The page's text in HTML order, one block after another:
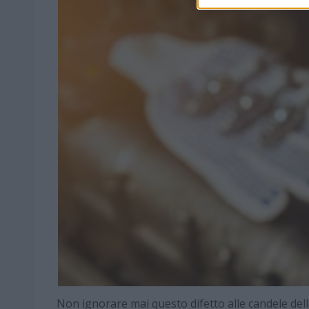
Non ignorare mai questo difetto alle candele